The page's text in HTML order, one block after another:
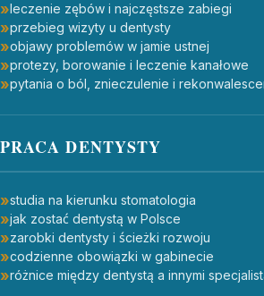
leczenie zębów i najczęstsze zabiegi
przebieg wizyty u dentysty
objawy problemów w jamie ustnej
protezy, borowanie i leczenie kanałowe
pytania o ból, znieczulenie i
PRACA DENTYSTY
studia na kierunku stomatologia
jak zostać dentystą w Polsce
zarobki dentysty i ścieżki rozwoju
codzienne obowiązki w gabinecie
różnice między dentystą a innymi